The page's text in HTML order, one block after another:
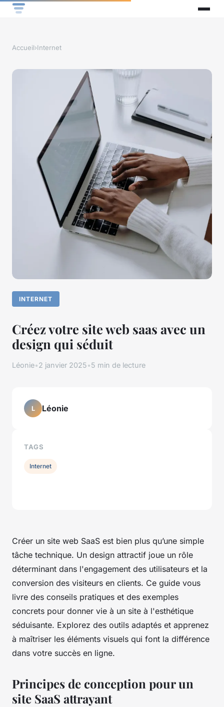
Accueil›Internet
INTERNET
Créez votre site web saas avec un
design qui séduit
Léonie•2 janvier 2025•5 min de lecture
Créer un site web SaaS est bien plus qu’une simple
tâche technique. Un design attractif joue un rôle
déterminant dans l'engagement des utilisateurs et la
conversion des visiteurs en clients. Ce guide vous
livre des conseils pratiques et des exemples
concrets pour donner vie à un site à l'esthétique
séduisante. Explorez des outils adaptés et apprenez
à maîtriser les éléments visuels qui font la différence
dans votre succès en ligne.
Principes de conception pour un
site SaaS attrayant
L Léonie
TAGS
Internet